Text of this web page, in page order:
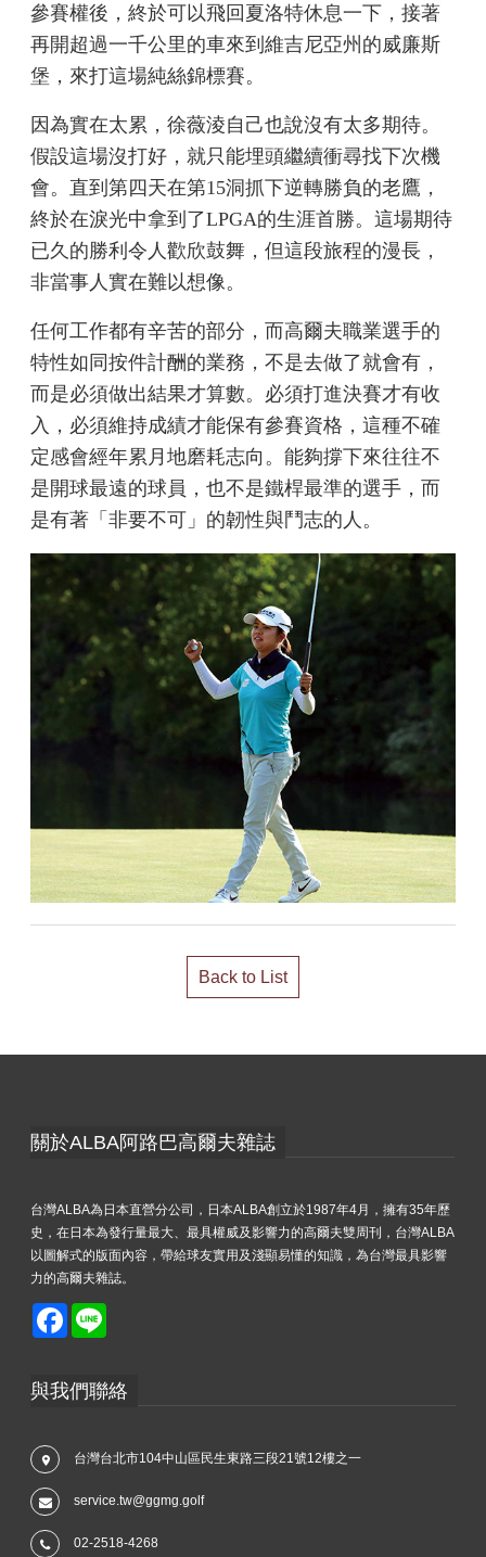
參賽權後，終於可以飛回夏洛特休息一下，接著
再開超過一千公里的車來到維吉尼亞州的威廉斯
堡，來打這場純絲錦標賽。
因為實在太累，徐薇淩自己也說沒有太多期待。
假設這場沒打好，就只能埋頭繼續衝尋找下次機
會。直到第四天在第15洞抓下逆轉勝負的老鷹，
終於在淚光中拿到了LPGA的生涯首勝。這場期待
已久的勝利令人歡欣鼓舞，但這段旅程的漫長，
非當事人實在難以想像。
任何工作都有辛苦的部分，而高爾夫職業選手的
特性如同按件計酬的業務，不是去做了就會有，
而是必須做出結果才算數。必須打進決賽才有收
入，必須維持成績才能保有參賽資格，這種不確
定感會經年累月地磨耗志向。能夠撐下來往往不
是開球最遠的球員，也不是鐵桿最準的選手，而
是有著「非要不可」的韌性與鬥志的人。
Back to List
關於ALBA阿路巴高爾夫雜誌
台灣ALBA為日本直營分公司，日本ALBA創立於1987年4月，擁有35年歷
史，在日本為發行量最大、最具權威及影響力的高爾夫雙周刊，台灣ALBA
以圖解式的版面內容，帶給球友實用及淺顯易懂的知識，為台灣最具影響
力的高爾夫雜誌。
Facebook
與我們聯絡
台灣台北市104中山區民生東路三段21號12樓之一
service.tw@ggmg.golf
02-2518-4268